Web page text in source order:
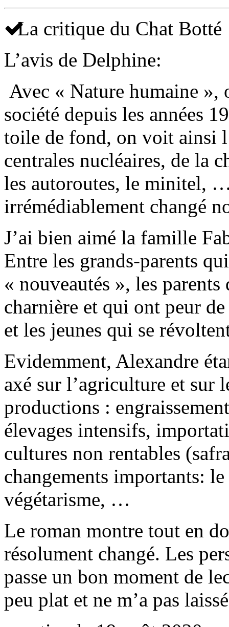
La critique du Chat Botté
L’avis de Delphine:
Avec « Nature humaine »,
société depuis les années
toile de fond, on voit ainsi
centrales nucléaires, de la
les autoroutes, le minitel,
irrémédiablement changé
J’ai bien aimé la famille
Entre les grands-parents
« nouveautés », les
charnière et qui ont peur
et les jeunes qui se
Evidemment, Alexandre
axé sur l’agriculture et sur
productions :
élevages intensifs,
cultures non rentables
changements importants:
végétarisme, …
Le roman montre tout en
résolument changé. Les
passe un bon moment de
peu plat et ne m’a pas